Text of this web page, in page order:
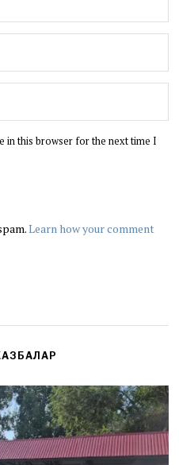
in this browser for the next time I
Learn how your comment